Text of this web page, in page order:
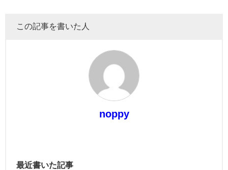
この記事を書いた人
noppy
最近書いた記事